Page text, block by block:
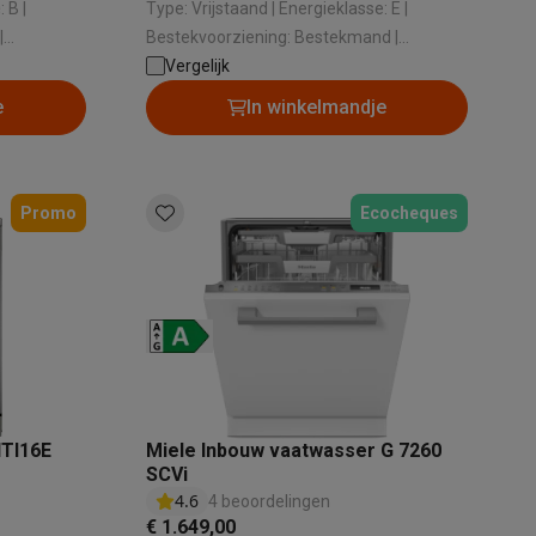
Type: Vrijstaand | Energieklasse: E |
Bestekvoorziening: Bestekmand |
Geluidsniveau: 49 dB | Aantal bestekken:
13
Vergelijk
In winkelmandje
Promo Ecocheques
Miele Inbouw vaatwasser G 7260
SCVi
4.6 4 beoordelingen
€ 1.649,00